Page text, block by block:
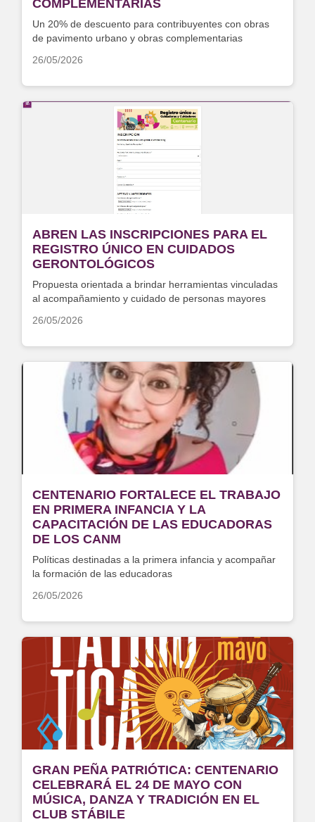
COMPLEMENTARIAS
Un 20% de descuento para contribuyentes con obras
de pavimento urbano y obras complementarias
26/05/2026
ABREN LAS INSCRIPCIONES PARA EL
REGISTRO ÚNICO EN CUIDADOS
GERONTOLÓGICOS
Propuesta orientada a brindar herramientas vinculadas
al acompañamiento y cuidado de personas mayores
26/05/2026
CENTENARIO FORTALECE EL TRABAJO
EN PRIMERA INFANCIA Y LA
CAPACITACIÓN DE LAS EDUCADORAS
DE LOS CANM
Políticas destinadas a la primera infancia y acompañar
la formación de las educadoras
26/05/2026
GRAN PEÑA PATRIÓTICA: CENTENARIO
CELEBRARÁ EL 24 DE MAYO CON
MÚSICA, DANZA Y TRADICIÓN EN EL
CLUB STÁBILE